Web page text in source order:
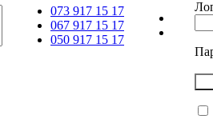
073 917 15 17
067 917 15 17
050 917 15 17